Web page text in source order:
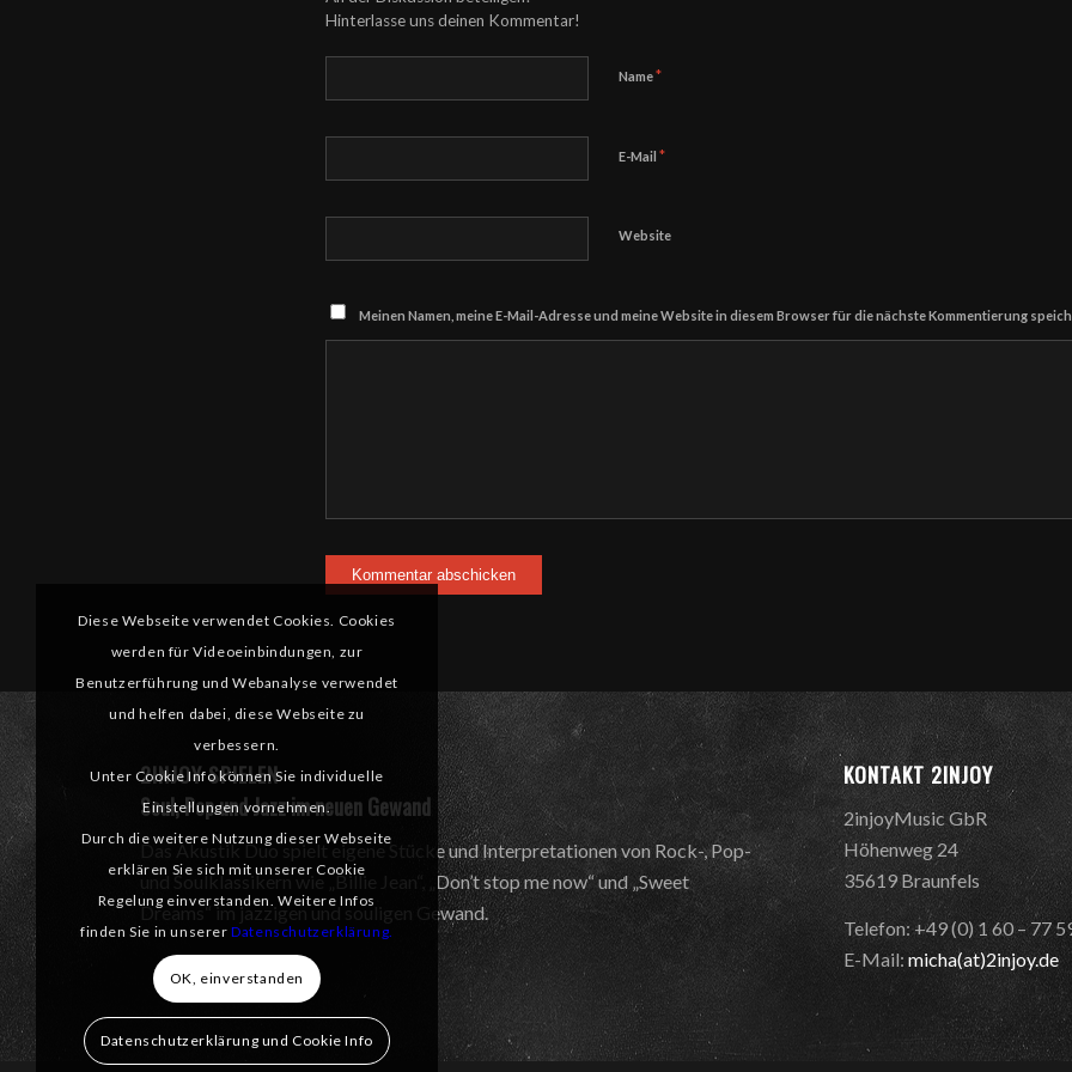
Hinterlasse uns deinen Kommentar!
Name*
E-Mail *
Website
Meinen Namen, meine E-Mail-Adresse und meine Website in diesem Browser für die nächste Kommentierung
2INJOY SPIELEN
Soul, Pop und Jazz im neuen Gewand
Das Akustik Duo spielt eigene Stücke und Interpretationen von Rock-, Pop-
und Soulklassikern wie „Billie Jean“, „Don’t stop me now“ und „Sweet
Dreams“ im jazzigen und souligen Gewand.
KONTAKT 2INJOY
2injoyMusic GbR
Höhenweg 24
35619 Braunfels
Telefon: +49 (0) 1 60 – 77
E-Mail:micha(at)2injoy.de
Diese Webseite verwendet Cookies. Cookies
werden für Videoeinbindungen, zur
Benutzerführung und Webanalyse verwendet
und helfen dabei, diese Webseite zu
verbessern.
Unter Cookie Info können Sie individuelle
Einstellungen vornehmen.
Durch die weitere Nutzung dieser Webseite
erklären Sie sich mit unserer Cookie
Regelung einverstanden. Weitere Infos
finden Sie in unsererDatenschutzerklärung.
OK, einverstanden
Datenschutzerklärung und Cookie Info